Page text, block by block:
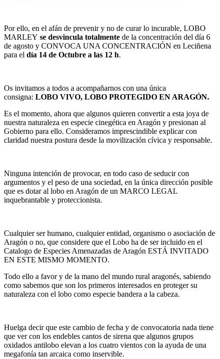
Por ello, en el afán de prevenir y no de curar lo incurable, LOBO
MARLEY se desvincula totalmente de la concentración del día 6
de agosto y CONVOCA UNA CONCENTRACIÓN en Leciñena
para el día 14 de Octubre a las 12 h.
Os invitamos a todos a acompañarnos con una única
consigna: LOBO VIVO, LOBO PROTEGIDO EN ARAGÓN.
Es el momento, ahora que algunos quieren convertir a esta joya de
nuestra naturaleza en especie cinegética en Aragón y presionan al
Gobierno para ello. Consideramos imprescindible explicar con
claridad nuestra postura desde la movilización cívica y responsable.
Ninguna intención de provocar, en todo caso de seducir con
argumentos y el peso de una sociedad, en la única dirección posible
que es dotar al lobo en Aragón de un MARCO LEGAL
inquebrantable y proteccionista.
Cualquier ser humano, cualquier entidad, organismo o asociación de
Aragón o no, que considere que el Lobo ha de ser incluido en el
Catalogo de Especies Amenazadas de Aragón ESTÁ INVITADO
EN ESTE MISMO MOMENTO.
Todo ello a favor y de la mano del mundo rural aragonés, sabiendo
como sabemos que son los primeros interesados en proteger su
naturaleza con el lobo como especie bandera a la cabeza.
Huelga decir que este cambio de fecha y de convocatoria nada tiene
que ver con los endebles cantos de sirena que algunos grupos
oxidados antilobo elevan a los cuatro vientos con la ayuda de una
megafonía tan arcaica como inservible.